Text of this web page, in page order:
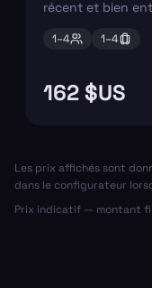
récent et bien
1–4 1–4
162 $US
Les prix affichés sont
dans le configurateur
Prix indicatif — montant